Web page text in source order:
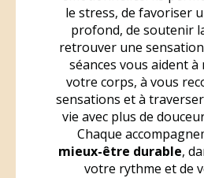
le stress, de favoriser
profond, de soutenir
retrouver une sensation
séances vous aident
votre corps, à vous
sensations et à
vie avec plus de
Chaque
mieux-être durable,
votre rythme et de